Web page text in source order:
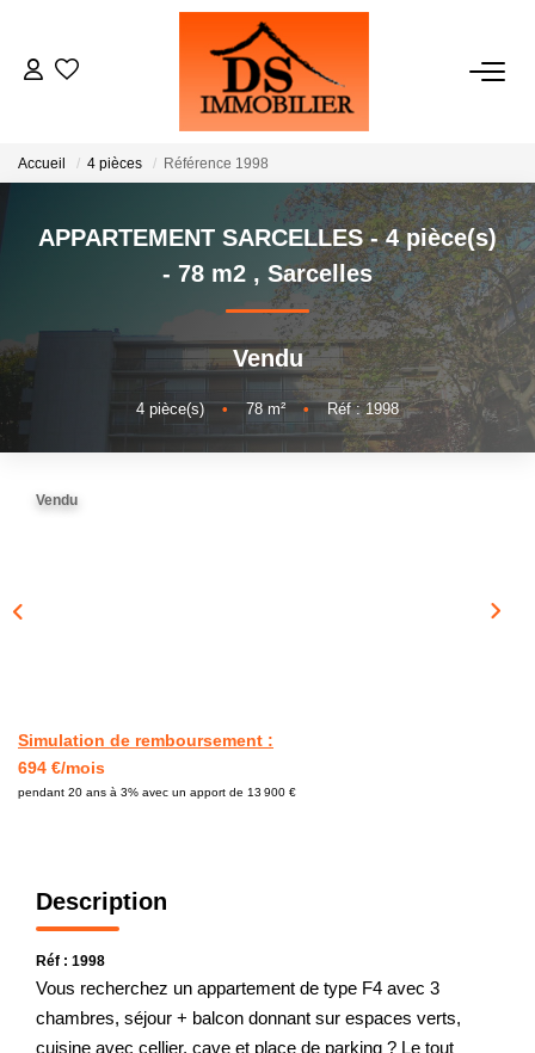
ACHATS
LOCATIONS
ESTIMATION
GESTION
NOTRE AGENCE
Accueil 4 pièces Référence 1998
APPARTEMENT SARCELLES - 4 pièce(s)
- 78 m2 , Sarcelles
Vendu
4 pièce(s) • 78 m² • Réf : 1998
Vendu
Simulation de remboursement :
694 €/mois
pendant 20 ans à 3% avec un apport de 13 900 €
Description
Réf : 1998
Vous recherchez un appartement de type F4 avec 3
chambres, séjour + balcon donnant sur espaces verts,
cuisine avec cellier, cave et place de parking ? Le tout